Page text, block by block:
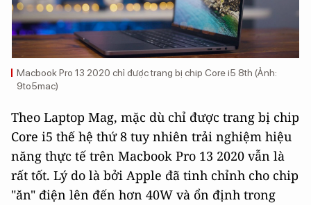
Macbook Pro 13 2020 chỉ được trang bị chip Core i5 8th (Ảnh:
9to5mac)
Theo Laptop Mag, mặc dù chỉ được trang bị chip
Core i5 thế hệ thứ 8 tuy nhiên trải nghiệm hiệu
năng thực tế trên Macbook Pro 13 2020 vẫn là
rất tốt. Lý do là bởi Apple đã tinh chỉnh cho chip
"ăn" điện lên đến hơn 40W và ổn định trong